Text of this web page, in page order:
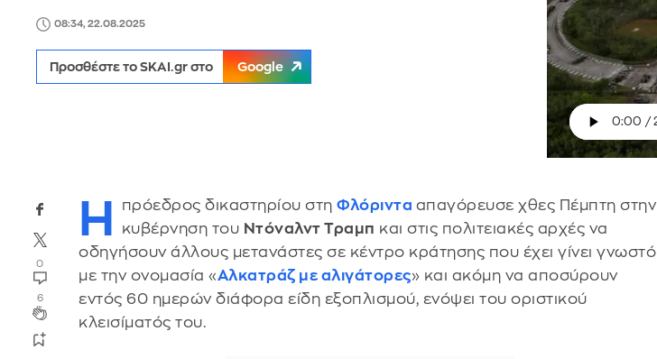
08:34, 22.08.2025
Προσθέστε το SKAI.gr στο Google
0
6
Η πρόεδρος δικαστηρίου στηΦλόριντα απαγόρευσε χθες Πέμπτη στην
κυβέρνηση του Ντόναλντ Τραμπ και στις πολιτειακές αρχές να
οδηγήσουν άλλους μετανάστες σε κέντρο κράτησης που έχει γίνει γνωστό
με την ονομασία «Αλκατράζ με αλιγάτορες» και ακόμη να αποσύρουν
εντός 60 ημερών διάφορα είδη εξοπλισμού, ενόψει του οριστικού
κλεισίματός του.